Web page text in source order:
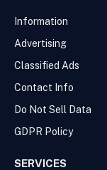
Information
Advertising
Classified Ads
Contact Info
Do Not Sell Data
GDPR Policy
SERVICES